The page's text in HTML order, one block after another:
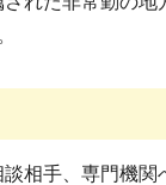
相手、専門機関